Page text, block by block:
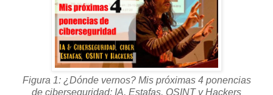
Figura 1: ¿Dónde vernos? Mis próximas 4 ponencias
de ciberseguridad: IA, Estafas, OSINT y Hackers